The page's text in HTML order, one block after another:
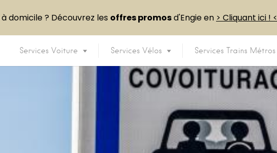
Services Voiture Services Vélos Services Trains Métros
à domicile ? Découvrez les offres promosd'Engie en > Cliquant ici ! <